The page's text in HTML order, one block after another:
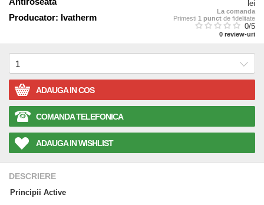
Producator: Ivatherm
lei
La comanda
Primesti 1 punct de fidelitate
0/5
0 review-uri
ADAUGA IN COS
COMANDA TELEFONICA
ADAUGA IN WISHLIST
DESCRIERE
Principii Active